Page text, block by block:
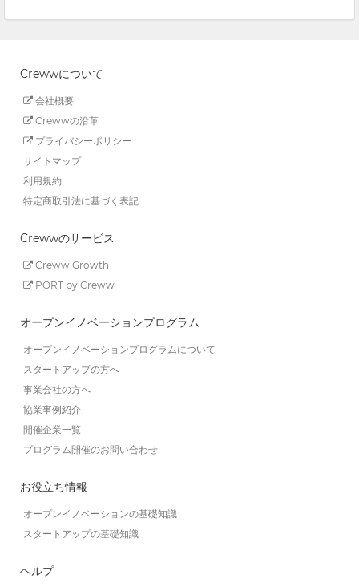
Crewwについて
会社概要
Crewwの沿革
プライバシーポリシー
サイトマップ
利用規約
特定商取引法に基づく表記
Crewwのサービス
Creww Growth
PORT by Creww
オープンイノベーションプログラム
オープンイノベーションプログラムについて
スタートアップの方へ
事業会社の方へ
協業事例紹介
開催企業一覧
プログラム開催のお問い合わせ
お役立ち情報
オープンイノベーションの基礎知識
スタートアップの基礎知識
ヘルプ